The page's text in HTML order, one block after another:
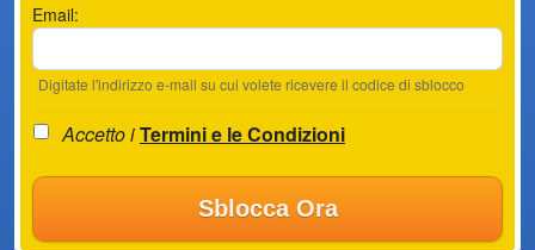
Email:
Digitate l'indirizzo e-mail su cui volete ricevere il codice di sblocco
Accetto iTermini e le Condizioni
Sblocca Ora